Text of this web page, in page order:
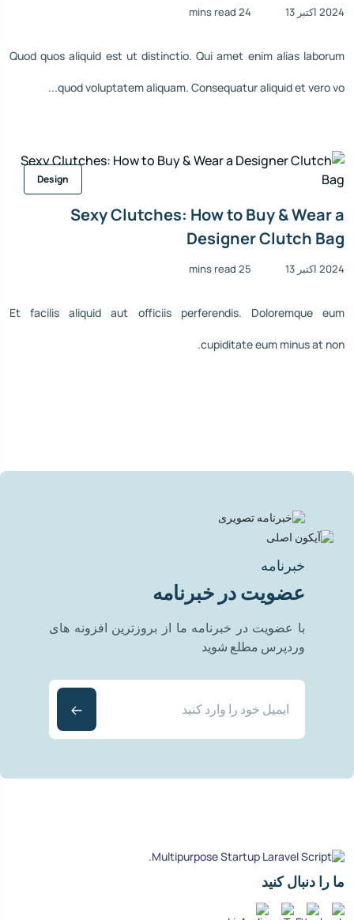
2024 اکتبر 13 24 mins read
Quod quos aliquid est ut distinctio. Qui amet enim alias laborum
quod voluptatem aliquam. Consequatur aliquid et vero vo...
Design
Sexy Clutches: How to Buy & Wear a
Designer Clutch Bag
2024 اکتبر 13 25 mins read
Et facilis aliquid aut officiis perferendis. Doloremque eum
cupiditate eum minus at non.
خبرنامه
عضویت در خبرنامه
با عضویت در خبرنامه ما از بروزترین افزونه های
وردپرس مطلع شوید
ما را دنبال کنید